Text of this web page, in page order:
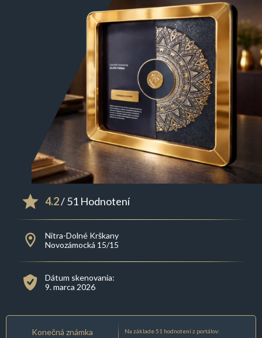
4.2/ 51 Hodnotení
Nitra-Dolné Krškany
Novozámocká 15/15
Dátum skenovania:
9. marca 2026
Konečná známka Na základe 51 hodnotení z portálov: